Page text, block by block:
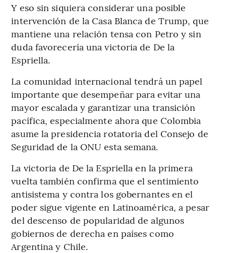
Y eso sin siquiera considerar una posible
intervención de la Casa Blanca de Trump, que
mantiene una relación tensa con Petro y sin
duda favorecería una victoria de De la
Espriella.
La comunidad internacional tendrá un papel
importante que desempeñar para evitar una
mayor escalada y garantizar una transición
pacífica, especialmente ahora que Colombia
asume la presidencia rotatoria del Consejo de
Seguridad de la ONU esta semana.
La victoria de De la Espriella en la primera
vuelta también confirma que el sentimiento
antisistema y contra los gobernantes en el
poder sigue vigente en Latinoamérica, a pesar
del descenso de popularidad de algunos
gobiernos de derecha en países como
Argentina y Chile.